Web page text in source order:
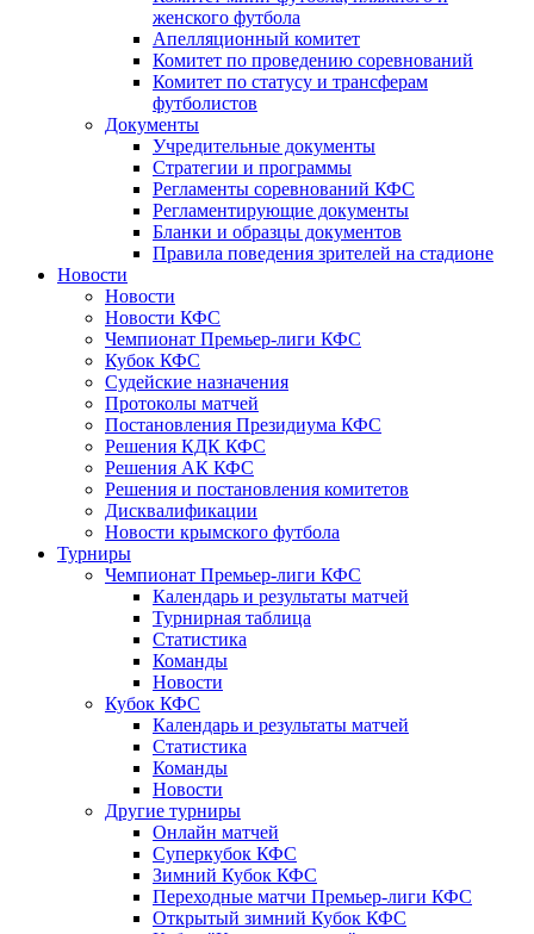
женского футбола
Апелляционный комитет
Комитет по проведению соревнований
Комитет по статусу и трансферам
футболистов
Документы
Учредительные документы
Стратегии и программы
Регламенты соревнований КФС
Регламентирующие документы
Бланки и образцы документов
Правила поведения зрителей на стадионе
Новости
Новости
Новости КФС
Чемпионат Премьер-лиги КФС
Кубок КФС
Судейские назначения
Протоколы матчей
Постановления Президиума КФС
Решения КДК КФС
Решения АК КФС
Решения и постановления комитетов
Дисквалификации
Новости крымского футбола
Турниры
Чемпионат Премьер-лиги КФС
Календарь и результаты матчей
Турнирная таблица
Статистика
Команды
Новости
Кубок КФС
Календарь и результаты матчей
Статистика
Команды
Новости
Другие турниры
Онлайн матчей
Суперкубок КФС
Зимний Кубок КФС
Переходные матчи Премьер-лиги КФС
Открытый зимний Кубок КФС